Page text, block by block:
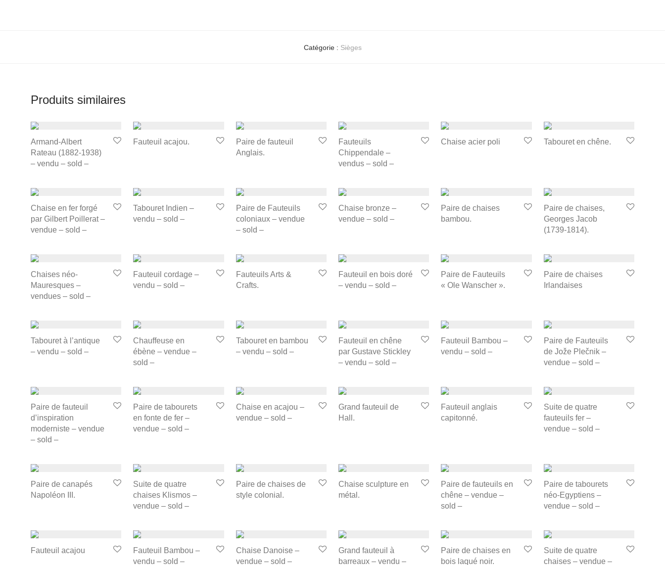
Catégorie : Sièges
Produits similaires
Armand-Albert
Rateau (1882-1938)
– vendu – sold –
Fauteuil acajou.
Paire de fauteuil
Anglais.
Fauteuils
Chippendale –
vendus – sold –
Chaise acier poli Tabouret en chêne.
Chaise en fer forgé
par Gilbert Poillerat –
vendue – sold –
Tabouret Indien –
vendu – sold –
Paire de Fauteuils
coloniaux – vendue
– sold –
Chaise bronze –
vendue – sold –
Paire de chaises
bambou.
Paire de chaises,
Georges Jacob
(1739-1814).
Chaises néo-
Mauresques –
vendues – sold –
Fauteuil cordage –
vendu – sold –
Fauteuils Arts &
Crafts.
Fauteuil en bois doré
– vendu – sold –
Paire de Fauteuils
« Ole Wanscher ».
Paire de chaises
Irlandaises
Tabouret à l’antique
– vendu – sold –
Chauffeuse en
ébène – vendue –
sold –
Tabouret en bambou
– vendu – sold –
Fauteuil en chêne
par Gustave Stickley
– vendu – sold –
Fauteuil Bambou –
vendu – sold –
Paire de Fauteuils
de Jože Plečnik –
vendue – sold –
Paire de fauteuil
d’inspiration
moderniste – vendue
– sold –
Paire de tabourets
en fonte de fer –
vendue – sold –
Chaise en acajou –
vendue – sold –
Grand fauteuil de
Hall.
Fauteuil anglais
capitonné.
Suite de quatre
fauteuils fer –
vendue – sold –
Paire de canapés
Napoléon III.
Suite de quatre
chaises Klismos –
vendue – sold –
Paire de chaises de
style colonial.
Chaise sculpture en
métal.
Paire de fauteuils en
chêne – vendue –
sold –
Paire de tabourets
néo-Egyptiens –
vendue – sold –
Fauteuil acajou
Fauteuil Bambou –
vendu – sold –
Chaise Danoise –
vendue – sold –
Grand fauteuil à
barreaux – vendu –
Paire de chaises en
bois laqué noir.
Suite de quatre
chaises – vendue –